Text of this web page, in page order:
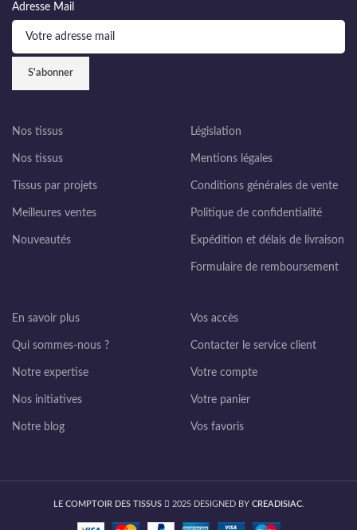
Adresse Mail
Nos tissus
Nos tissus
Tissus par projets
Meilleures ventes
Nouveautés
Législation
Mentions légales
Conditions générales de vente
Politique de confidentialité
Expédition et délais de livraison
Formulaire de remboursement
En savoir plus
Qui sommes-nous ?
Notre expertise
Nos initiatives
Notre blog
Vos accès
Contacter le service client
Votre compte
Votre panier
Vos favoris
LE COMPTOIR DES TISSUS 2025 DESIGNED BY CREADISIAC.